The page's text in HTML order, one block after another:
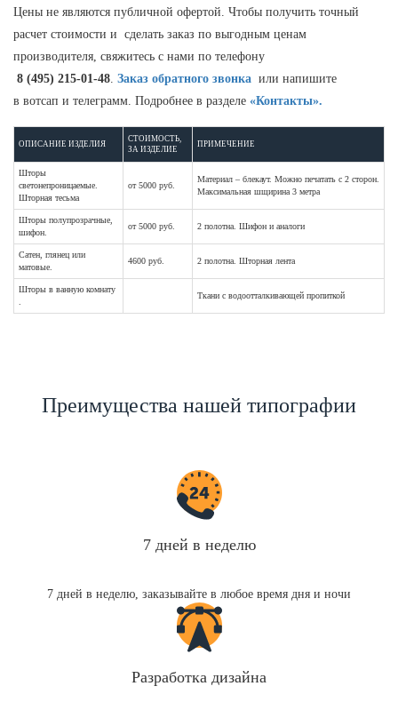
Цены не являются публичной офертой. Чтобы получить точный
расчет стоимости и сделать заказ по выгодным ценам
производителя, свяжитесь с нами по телефону
8 (495) 215-01-48 Заказ обратного звонка или напишите
в вотсап и телеграмм. Подробнее в разделе «Контакты».
ОПИСАНИЕ ИЗДЕЛИЯ
СТОИМОСТЬ,
ЗА ИЗДЕЛИЕ
ПРИМЕЧЕНИЕ
Шторы
светонепроницаемые.
Шторная тесьма
от 5000 руб.
Материал – блекаут. Можно печатать с 2 сторон.
Максимальная шщирина 3 метра
Шторы полупрозрачные,
шифон.
от 5000 руб. 2 полотна. Шифон и аналоги
Сатен, глянец или
матовые.
4600 руб. 2 полотна. Шторная лента
Шторы в ванную комнату
Ткани с водоотталкивающей пропиткой
Преимущества нашей типографии
7 дней в неделю
7 дней в неделю, заказывайте в любое время дня и ночи
Разработка дизайна